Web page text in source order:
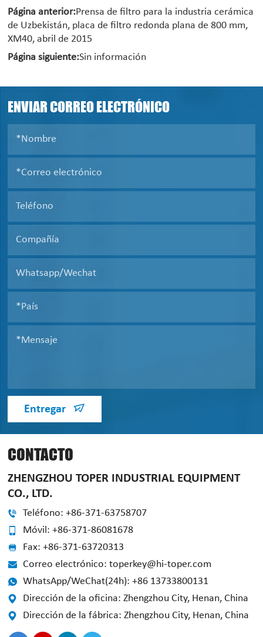
Página anterior:Prensa de filtro para la industria cerámica
de Uzbekistán, placa de filtro redonda plana de 800 mm,
XM40, abril de 2015
Página siguiente:Sin información
ENVIAR CORREO ELECTRÓNICO
Entregar
CONTACTO
ZHENGZHOU TOPER INDUSTRIAL EQUIPMENT
CO., LTD.
Teléfono: +86-371-63758707
Móvil: +86-371-86081678
Fax: +86-371-63720313
Correo electrónico: toperkey@hi-toper.com
WhatsApp/WeChat(24h): +86 13733800131
Dirección de la oficina: Zhengzhou City, Henan, China
Dirección de la fábrica: Zhengzhou City, Henan, China